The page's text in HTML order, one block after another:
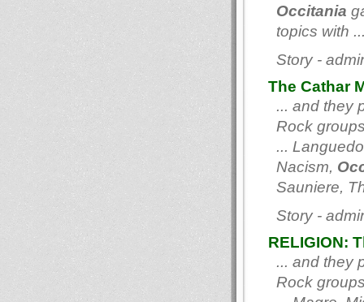
Occitania
topics with
Story -
The Cathar
... and they
Rock
...
Nacism,
Sauniere,
Story -
RELIGION:
... and they
Rock